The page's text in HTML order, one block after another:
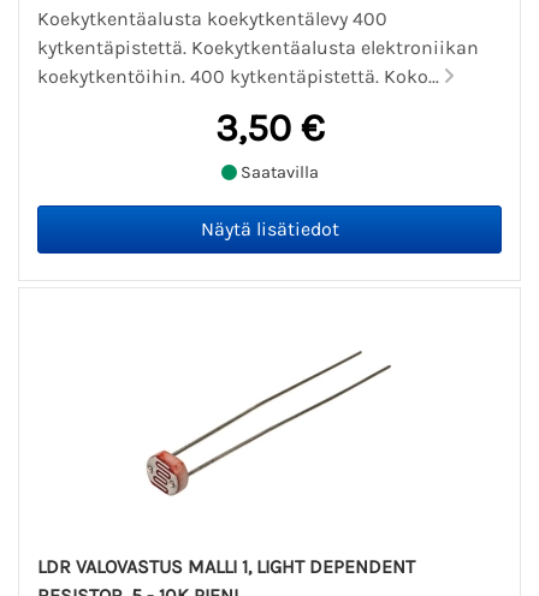
Koekytkentäalusta koekytkentälevy 400
kytkentäpistettä. Koekytkentäalusta elektroniikan
koekytkentöihin. 400 kytkentäpistettä. Koko...
3,50 €
Saatavilla
LDR VALOVASTUS MALLI 1, LIGHT DEPENDENT